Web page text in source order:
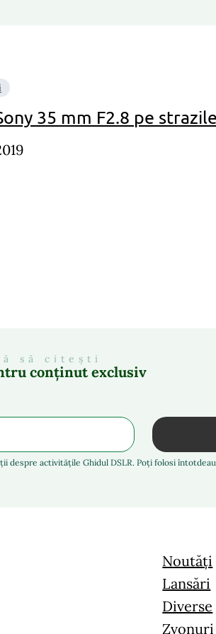
35 mm F2.8 pe
să citești
conținut exclusiv
activitățile Ghidul DSLR. Poți folosi
Noutăți
Lansări
Diverse
Zvonuri